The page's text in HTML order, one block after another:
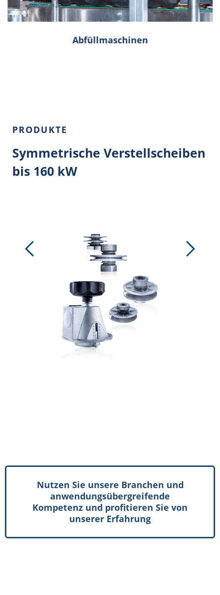
Abfüllmaschinen
PRODUKTE
Symmetrische Verstellscheiben
bis 160 kW
Nutzen Sie unsere Branchen und
anwendungsübergreifende
Kompetenz und profitieren Sie von
unserer Erfahrung